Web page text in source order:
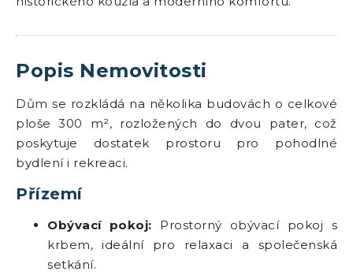
Popis Nemovitosti
Dům se rozkládá na několika budovách o celkové
ploše 300 m², rozložených do dvou pater, což
poskytuje dostatek prostoru pro pohodlné
bydlení i rekreaci.
Přízemí
Obývací pokoj: Prostorný obývací pokoj s
krbem, ideální pro relaxaci a společenská
setkání.